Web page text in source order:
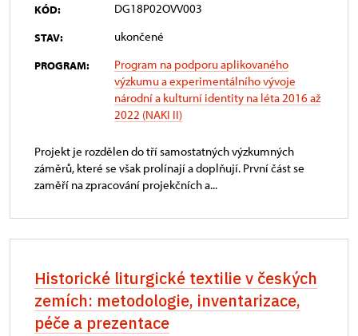
KÓD: DG18P02OVV003
STAV: ukončené
PROGRAM:
Program na podporu aplikovaného
výzkumu a experimentálního vývoje
národní a kulturní identity na léta 2016 až
2022 (NAKI II)
Projekt je rozdělen do tří samostatných výzkumných
záměrů, které se však prolínají a doplňují. První část se
zaměří na zpracování projekčních a...
Historické liturgické textilie v českých
zemích: metodologie, inventarizace,
péče a prezentace